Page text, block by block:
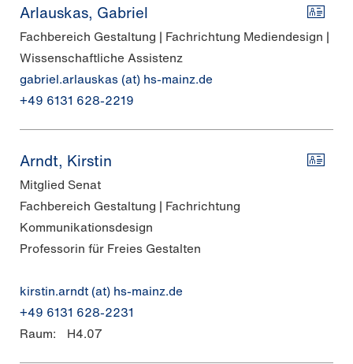
Arlauskas, Gabriel
Fachbereich Gestaltung | Fachrichtung Mediendesign |
Wissenschaftliche Assistenz
gabriel.arlauskas (at) hs-mainz.de
+49 6131 628-2219
Arndt, Kirstin
Mitglied Senat
Fachbereich Gestaltung | Fachrichtung
Kommunikationsdesign
Professorin für Freies Gestalten
kirstin.arndt (at) hs-mainz.de
+49 6131 628-2231
Raum:
H4.07